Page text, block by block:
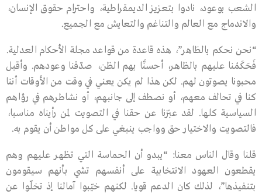
الشعب بوعود، نادوا بتعزيز الديمقراطية، واحترام حقوق الإنسان،
والاندماج مع العالم والتناغم والتعايش مع الجميع.
“نحن نحكم بالظاهر”، هذه قاعدة من قواعد مجلة الأحكام العدلية.
فَحَكَمْنا عليهم بالظاهر، أحسنَّا بهم الظن، صدّقنا وعودهم. وأقبل
محبونا يصوتون لهم. لكن هذا لم يكن يعني في وقت من الأوقات أننا
كنا في تحالف معهم، أو نصطف إلى جانبهم، أو نشاطرهم في رؤاهم
السياسية كلها. لقد عبّرنا عن حقنا في التصويت لمن رأيناه مناسبا،
فالتصويت والاختيار حق وواجب ينبغي على كل مواطن أن يقوم به.
قلنا وقال الناس معنا: “يبدو أن الحماسة التي تظهر عليهم وهم
يقطعون العهود الانتخابية على أنفسهم تشي بأنهم سيقومون
بتنفيذها”، لذلك كان الدعم قويا. لكنهم خيّبوا آمالنا إذ تخلّوا عن